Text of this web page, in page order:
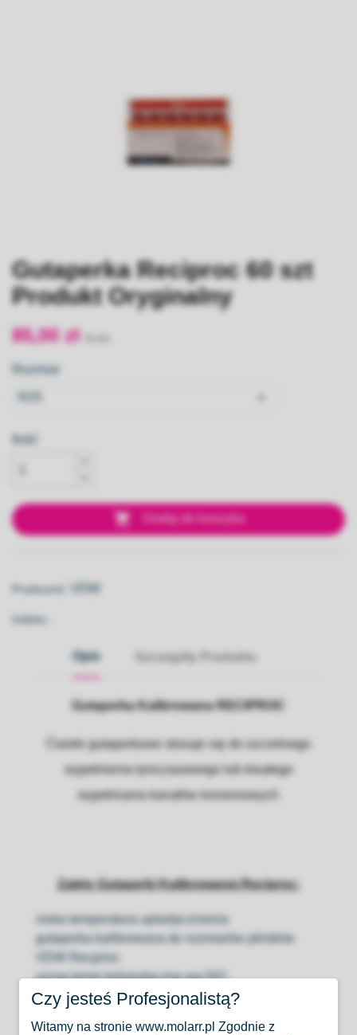
Gutaperka Reciproc 60 szt
Produkt Oryginalny
85,00 zł
Rozmiar
Ilość
 Dodaj do koszyka
Producent: VDW
Indeks::
Opis Szczegóły Produktu
Gutaperka Kalibrowana RECIPROC
Ćwieki gutaperkowe stosuje się do szczelnego
wypełnienia tymczasowego lub trwałego
wypełniania kanałów korzeniowych
Zalety Gutaperki Kalibrowanej Reciproc:
niska temperatura uplastycznienia
gutaperka kalibrowana do rozmiarów pilników
VDW Recpiroc
oznaczenie kolorystyczne wg ISO
Opakowanie zawiera :
Czy jesteś Profesjonalistą?
Witamy na stronie www.molarr.pl Zgodnie z